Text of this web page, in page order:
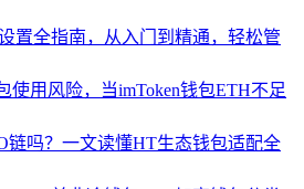
置全指南，从入门到精通，轻松管
使用风险，当imToken钱包ETH不足
链吗？一文读懂HT生态钱包适配全